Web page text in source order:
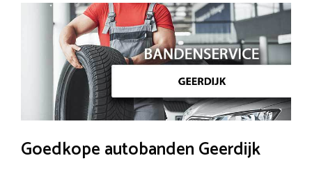
Goedkope autobanden Geerdijk